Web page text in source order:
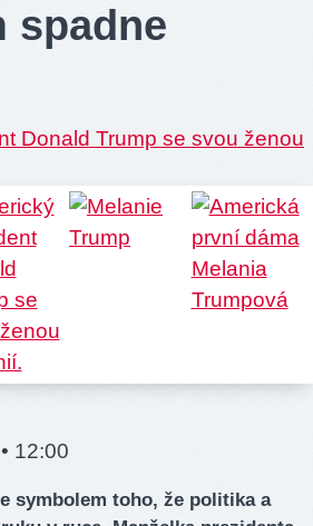
spadne
12:00
symbolem toho, že politika a